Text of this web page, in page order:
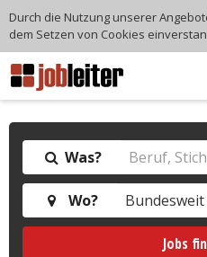
Was?
Wo?
Jobs
Durch die Nutzung unserer
dem Setzen von Cookies